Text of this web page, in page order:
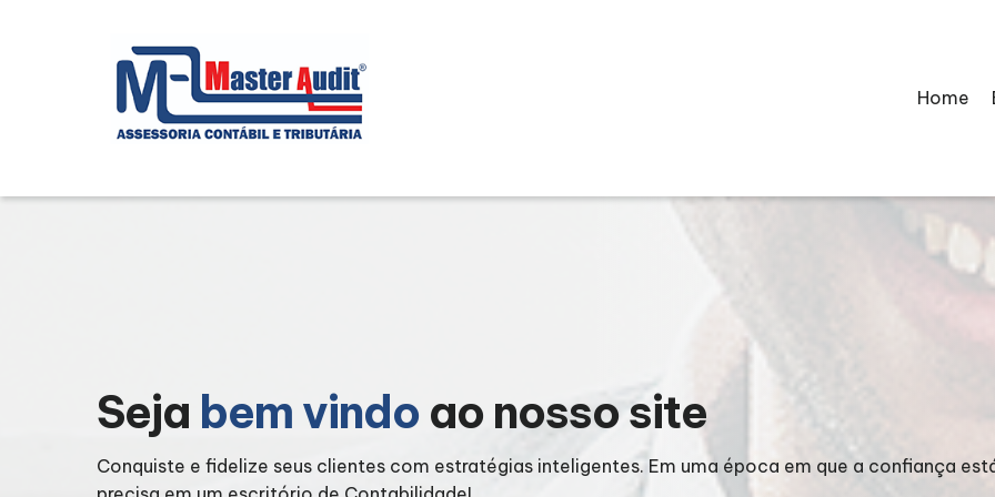
Home
Seja bem vindo ao nosso site
Conquiste e fidelize seus clientes com estratégias inteligentes. Em uma época em que a confiança